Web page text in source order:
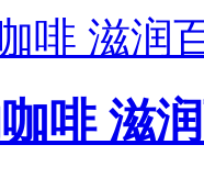
啡 滋